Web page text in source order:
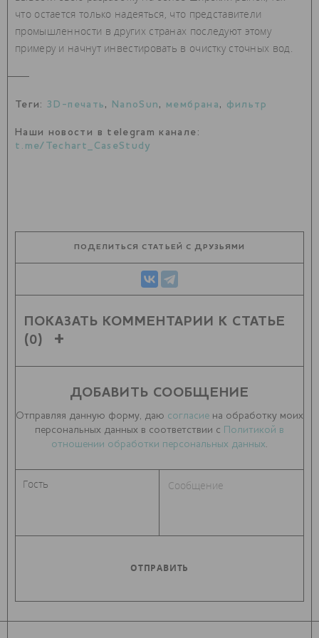
что остается только надеяться, что представители
промышленности в других странах последуют этому
примеру и начнут инвестировать в очистку сточных вод.
Теги:3D-печать , NanoSun , мембрана , фильтр
Наши новости в telegram канале:
t.me/Techart_CaseStudy
ПОДЕЛИТЬСЯ СТАТЬЕЙ С ДРУЗЬЯМИ
ПОКАЗАТЬ КОММЕНТАРИИ К СТАТЬЕ
(0)
ДОБАВИТЬ СООБЩЕНИЕ
Отправляя данную форму, даю согласие на обработку моих
персональных данных в соответствии с Политикой в
отношении обработки персональных данных.